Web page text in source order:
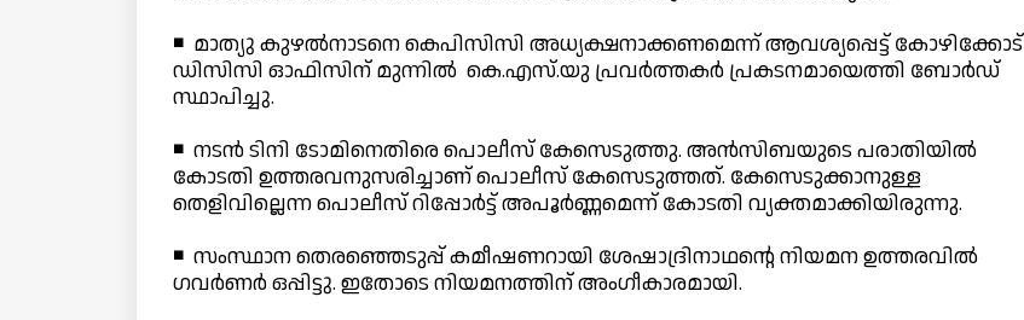
◾ മാത്യു കുഴല്‍നാടനെ കെപിസിസി അധ്യക്ഷനാക്കണമെന്ന് ആവശ്യപ്പെട്ട് കോഴിക്കോട്
ഡിസിസി ഓഫിസിന് മുന്നില്‍ കെ.എസ്.യു പ്രവര്‍ത്തകര്‍ പ്രകടനമായെത്തി ബോര്‍ഡ്
സ്ഥാപിച്ചു.
◾ നടന്‍ ടിനി ടോമിനെതിരെ പൊലീസ് കേസെടുത്തു. അന്‍സിബയുടെ പരാതിയില്‍
കോടതി ഉത്തരവനുസരിച്ചാണ് പൊലീസ് കേസെടുത്തത്. കേസെടുക്കാനുള്ള
തെളിവില്ലെന്ന പൊലീസ് റിപ്പോര്‍ട്ട് അപൂര്‍ണ്ണമെന്ന് കോടതി വ്യക്തമാക്കിയിരുന്നു.
◾ സംസ്ഥാന തെരഞ്ഞെടുപ്പ് കമീഷണറായി ശേഷാദ്രിനാഥന്റെ നിയമന ഉത്തരവില്‍
ഗവര്‍ണര്‍ ഒപ്പിട്ടു. ഇതോടെ നിയമനത്തിന് അംഗീകാരമായി.